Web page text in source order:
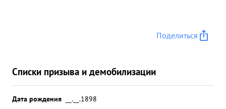
Поделиться
Списки призыва и демобилизации
Дата рождения
__.__.1898